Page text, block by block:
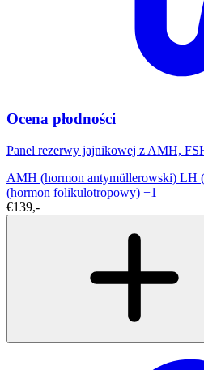
Ocena płodności
Panel rezerwy jajnikowej z AMH,
AMH (hormon antymüllerowski) LH
(hormon folikulotropowy) +1
€139,-